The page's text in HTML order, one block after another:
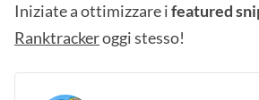
Iniziate a ottimizzare ifeatured
Ranktrackeroggi stesso!